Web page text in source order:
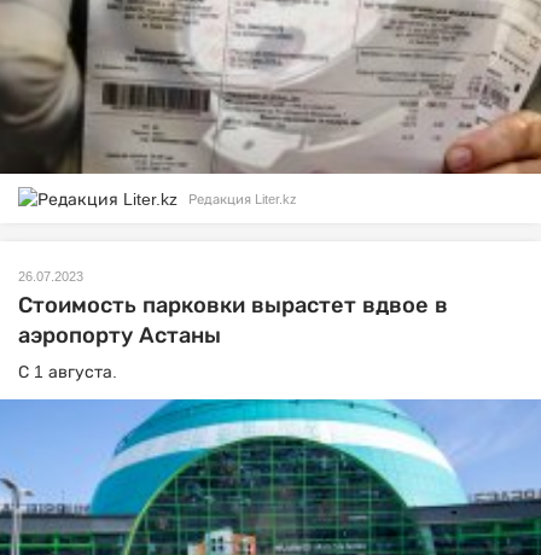
Редакция Liter.kz
26.07.2023
Стоимость парковки вырастет вдвое в
аэропорту Астаны
С 1 августа.